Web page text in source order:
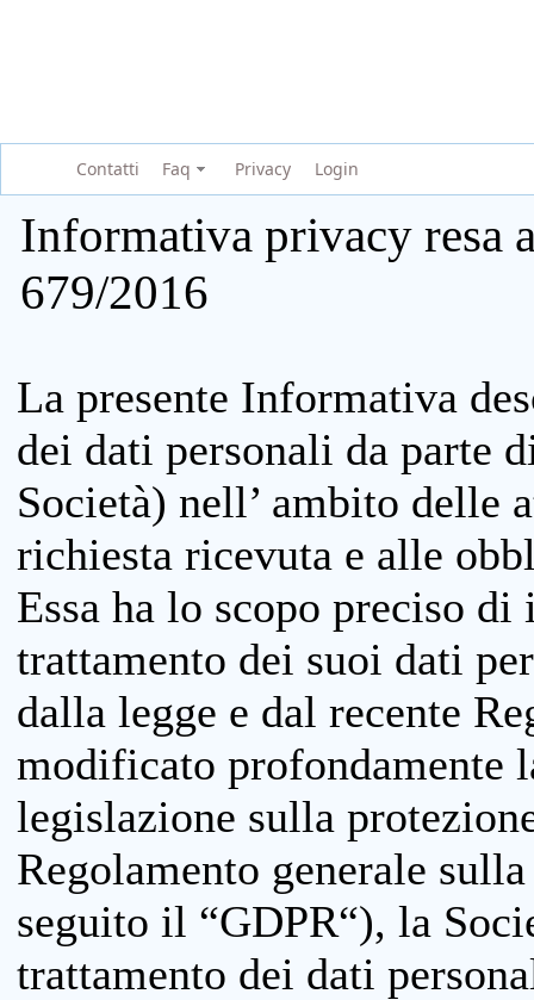
Contatti Faq Privacy Login
Informativa privacy resa
679/2016
La presente Informativa
dei dati personali da parte
Società) nell’ ambito delle
richiesta ricevuta e alle
Essa ha lo scopo preciso
trattamento dei suoi dati
dalla legge e dal recente
modificato profondamente
legislazione sulla
Regolamento generale
seguito il “GDPR“), la
trattamento dei dati